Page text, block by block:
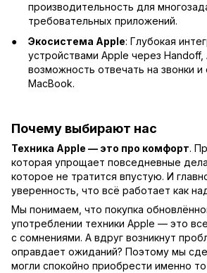
производительность для
требовательных приложений.
Экосистема Apple: Глубокая
устройствами Apple через Handoff,
возможность отвечать на звонки
MacBook.
Почему выбирают нас
Техника Apple — это про комфорт.
которая упрощает повседневные
которое не тратится впустую. И
уверенность, что всё работает как
Мы понимаем, что покупка
употреблении техники Apple — это
с сомнениями. А вдруг возникнут
оправдает ожиданий? Поэтому мы
могли спокойно приобрести именно